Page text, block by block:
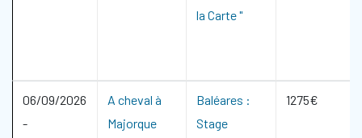
la Carte "
06/09/2026
-
A cheval à
Majorque
Baléares :
Stage
1275€